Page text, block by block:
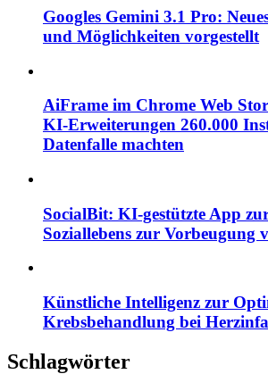
Googles Gemini 3.1 Pro:
und Möglichkeiten vorgestellt
AiFrame im Chrome Web
KI-Erweiterungen 260.000
Datenfalle machten
SocialBit: KI-gestützte App
Soziallebens zur Vorbeugung
Künstliche Intelligenz zur
Krebsbehandlung bei
Schlagwörter